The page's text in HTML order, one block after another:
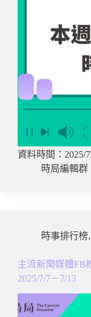
資料時間：2025/
時局編輯群
時事排行榜,
主流新聞媒體FB
2025/7/7－7/13